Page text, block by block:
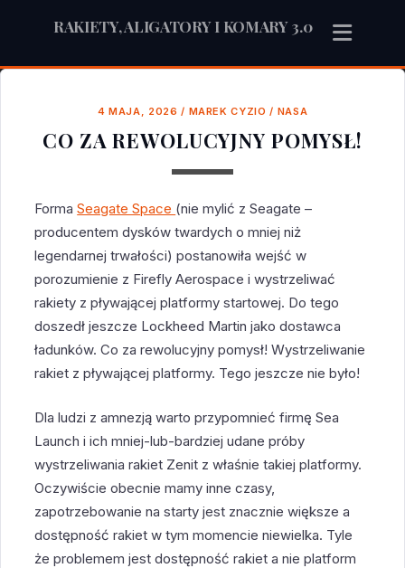
RAKIETY, ALIGATORY I KOMARY 3.0
4 MAJA, 2026 / MAREK CYZIO / NASA
CO ZA REWOLUCYJNY POMYSŁ!
FormaSeagate Space (nie mylić z Seagate –
producentem dysków twardych o mniej niż
legendarnej trwałości) postanowiła wejść w
porozumienie z Firefly Aerospace i wystrzeliwać
rakiety z pływającej platformy startowej. Do tego
doszedł jeszcze Lockheed Martin jako dostawca
ładunków. Co za rewolucyjny pomysł! Wystrzeliwanie
rakiet z pływającej platformy. Tego jeszcze nie było!
Dla ludzi z amnezją warto przypomnieć firmę Sea
Launch i ich mniej-lub-bardziej udane próby
wystrzeliwania rakiet Zenit z właśnie takiej platformy.
Oczywiście obecnie mamy inne czasy,
zapotrzebowanie na starty jest znacznie większe a
dostępność rakiet w tym momencie niewielka. Tyle
że problemem jest dostępność rakiet a nie platform